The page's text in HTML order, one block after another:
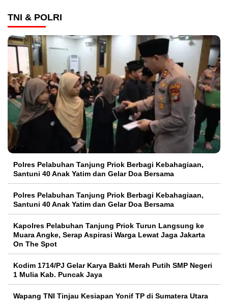
TNI & POLRI
Polres Pelabuhan Tanjung Priok Berbagi Kebahagiaan,
Santuni 40 Anak Yatim dan Gelar Doa Bersama
Polres Pelabuhan Tanjung Priok Berbagi Kebahagiaan,
Santuni 40 Anak Yatim dan Gelar Doa Bersama
Kapolres Pelabuhan Tanjung Priok Turun Langsung ke
Muara Angke, Serap Aspirasi Warga Lewat Jaga Jakarta
On The Spot
Kodim 1714/PJ Gelar Karya Bakti Merah Putih SMP Negeri
1 Mulia Kab. Puncak Jaya
Wapang TNI Tinjau Kesiapan Yonif TP di Sumatera Utara